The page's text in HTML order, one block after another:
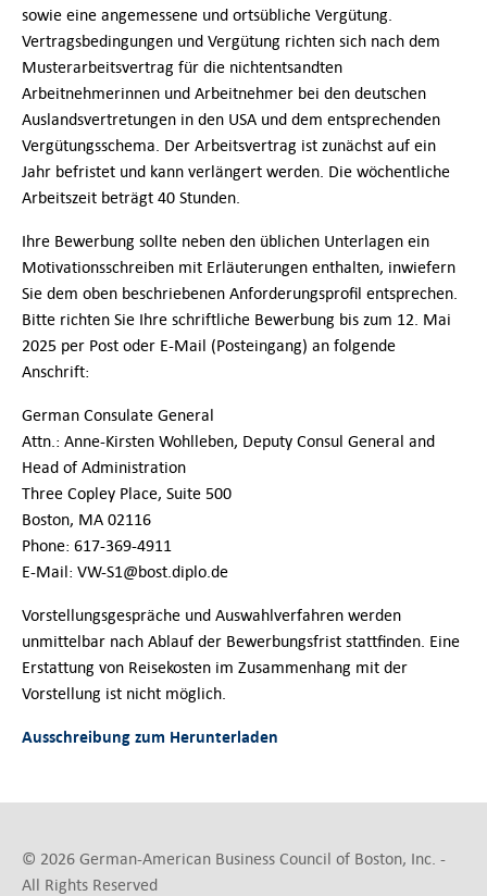
sowie eine angemessene und ortsübliche Vergütung.
Vertragsbedingungen und Vergütung richten sich nach dem
Musterarbeitsvertrag für die nichtentsandten
Arbeitnehmerinnen und Arbeitnehmer bei den deutschen
Auslandsvertretungen in den USA und dem entsprechenden
Vergütungsschema. Der Arbeitsvertrag ist zunächst auf ein
Jahr befristet und kann verlängert werden. Die wöchentliche
Arbeitszeit beträgt 40 Stunden.
Ihre Bewerbung sollte neben den üblichen Unterlagen ein
Motivationsschreiben mit Erläuterungen enthalten, inwiefern
Sie dem oben beschriebenen Anforderungsprofil entsprechen.
Bitte richten Sie Ihre schriftliche Bewerbung bis zum 12. Mai
2025 per Post oder E-Mail (Posteingang) an folgende
Anschrift:
German Consulate General
Attn.: Anne-Kirsten Wohlleben, Deputy Consul General and
Head of Administration
Three Copley Place, Suite 500
Boston, MA 02116
Phone: 617-369-4911
E-Mail: VW-S1@bost.diplo.de
Vorstellungsgespräche und Auswahlverfahren werden
unmittelbar nach Ablauf der Bewerbungsfrist stattfinden. Eine
Erstattung von Reisekosten im Zusammenhang mit der
Vorstellung ist nicht möglich.
Ausschreibung zum Herunterladen
© 2026 German-American Business Council of Boston, Inc. -
All Rights Reserved